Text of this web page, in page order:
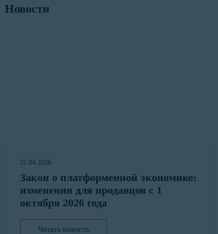
Новости
21.04.2026
Закон о платформенной экономике:
изменения для продавцов с 1
октября 2026 года
Читать новость